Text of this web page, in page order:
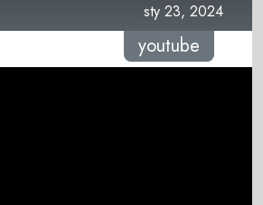
sty 23, 2024
youtube